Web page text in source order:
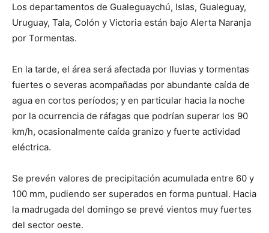
Los departamentos de Gualeguaychú, Islas, Gualeguay,
Uruguay, Tala, Colón y Victoria están bajo Alerta Naranja
por Tormentas.
En la tarde, el área será afectada por lluvias y tormentas
fuertes o severas acompañadas por abundante caída de
agua en cortos períodos; y en particular hacia la noche
por la ocurrencia de ráfagas que podrían superar los 90
km/h, ocasionalmente caída granizo y fuerte actividad
eléctrica.
Se prevén valores de precipitación acumulada entre 60 y
100 mm, pudiendo ser superados en forma puntual. Hacia
la madrugada del domingo se prevé vientos muy fuertes
del sector oeste.